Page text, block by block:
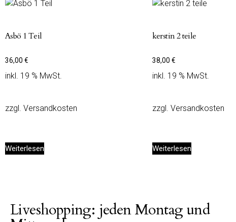
Asbö 1 Teil
36,00 €
inkl. 19 % MwSt.
zzgl. Versandkosten
Weiterlesen
kerstin 2 teile
38,00 €
inkl. 19 % MwSt.
zzgl. Versandkosten
Weiterlesen
Liveshopping: jeden Montag und